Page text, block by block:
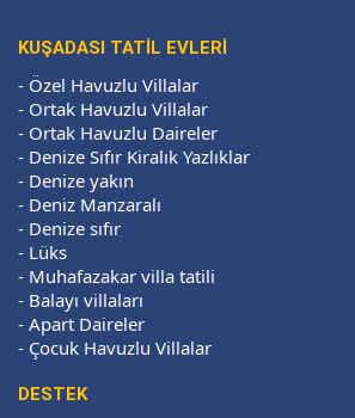
KUŞADASI TATİL EVLERİ
- Özel Havuzlu Villalar
- Ortak Havuzlu Villalar
- Ortak Havuzlu Daireler
- Denize Sıfır Kiralık Yazlıklar
- Denize yakın
- Deniz Manzaralı
- Denize sıfır
- Lüks
- Muhafazakar villa tatili
- Balayı villaları
- Apart Daireler
- Çocuk Havuzlu Villalar
DESTEK